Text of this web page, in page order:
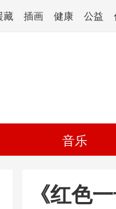
藏 插画 健康 公益
音乐
《红色